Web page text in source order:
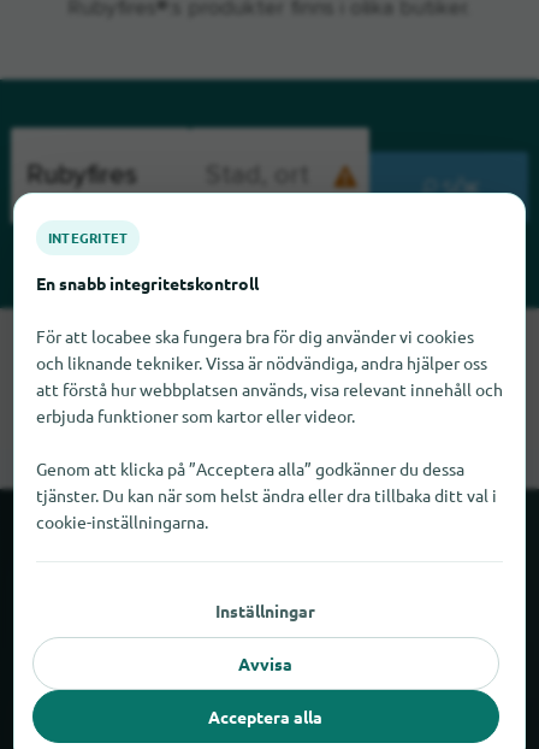
Rubyfires®:s produkter finns i olika butiker.
SÖK
Tyvärr kan vi inte hitta Rubyfires just nu. Om du vet var
Rubyfires finns skulle vi bli glada om du meddelade oss det.
Partner
Juridiskt
INTEGRITET
En snabb integritetskontroll
För att locabee ska fungera bra för dig använder vi cookies
och liknande tekniker. Vissa är nödvändiga, andra hjälper oss
att förstå hur webbplatsen används, visa relevant innehåll och
erbjuda funktioner som kartor eller videor.
Genom att klicka på ”Acceptera alla” godkänner du dessa
tjänster. Du kan när som helst ändra eller dra tillbaka ditt val i
cookie-inställningarna.
Inställningar
Avvisa
Acceptera alla